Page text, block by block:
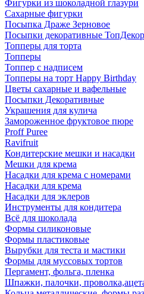
Фигурки из шоколадной глазури
Сахарные фигурки
Посыпка Драже Зерновое
Посыпки декоративные ТопДекор
Топперы для торта
Топперы
Топпер с надписем
Топперы на торт Happy Birthday
Цветы сахарные и вафельные
Посыпки Декоративные
Украшения для кулича
Замороженное фруктовое пюре
Proff Puree
Ravifruit
Кондитерские мешки и насадки
Мешки для крема
Насадки для крема с номерами
Насадки для крема
Насадки для эклеров
Инструменты для кондитера
Всё для шоколада
Формы силиконовые
Формы пластиковые
Вырубки для теста и мастики
Формы для муссовых тортов
Пергамент, фольга, пленка
Шпажки, палочки,